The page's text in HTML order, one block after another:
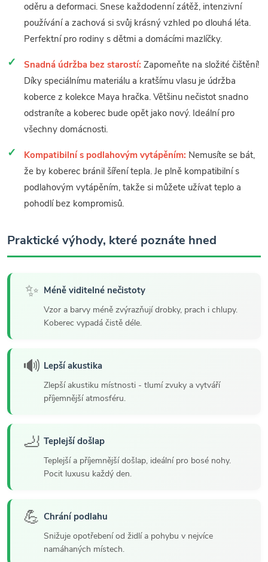
oděru a deformaci. Snese každodenní zátěž, intenzivní
používání a zachová si svůj krásný vzhled po dlouhá léta.
Perfektní pro rodiny s dětmi a domácími mazlíčky.
Snadná údržba bez starostí: Zapomeňte na složité čištění!
Díky speciálnímu materiálu a kratšímu vlasu je údržba
koberce z kolekce Maya hračka. Většinu nečistot snadno
odstraníte a koberec bude opět jako nový. Ideální pro
všechny domácnosti.
Kompatibilní s podlahovým vytápěním: Nemusíte se bát,
že by koberec bránil šíření tepla. Je plně kompatibilní s
podlahovým vytápěním, takže si můžete užívat teplo a
pohodlí bez kompromisů.
Praktické výhody, které poznáte hned
✨ Méně viditelné nečistoty
Vzor a barvy méně zvýrazňují drobky, prach i chlupy.
Koberec vypadá čistě déle.
🔊 Lepší akustika
Zlepší akustiku místnosti - tlumí zvuky a vytváří
příjemnější atmosféru.
🦶 Teplejší došlap
Teplejší a příjemnější došlap, ideální pro bosé nohy.
Pocit luxusu každý den.
💪 Chrání podlahu
Snižuje opotřebení od židlí a pohybu v nejvíce
namáhaných místech.